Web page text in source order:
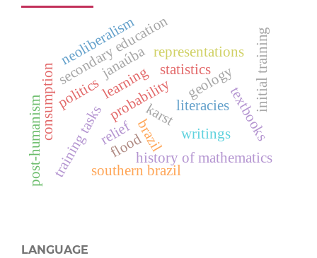
geology
janaúba
karst
flood
relief writings
learning
literacies
statistics
probability textbooks
history of mathematics
secondary education initial training
training tasks
politics
representations
neoliberalism
consumption
post-humanism brazil
southern brazil
LANGUAGE